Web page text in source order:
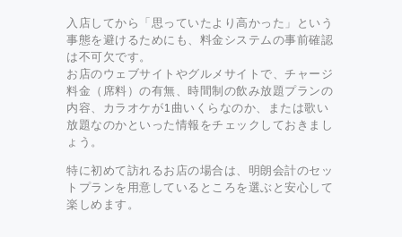
入店してから「思っていたより高かった」という
事態を避けるためにも、料金システムの事前確認
は不可欠です。
お店のウェブサイトやグルメサイトで、チャージ
料金（席料）の有無、時間制の飲み放題プランの
内容、カラオケが1曲いくらなのか、または歌い
放題なのかといった情報をチェックしておきまし
ょう。
特に初めて訪れるお店の場合は、明朗会計のセッ
トプランを用意しているところを選ぶと安心して
楽しめます。